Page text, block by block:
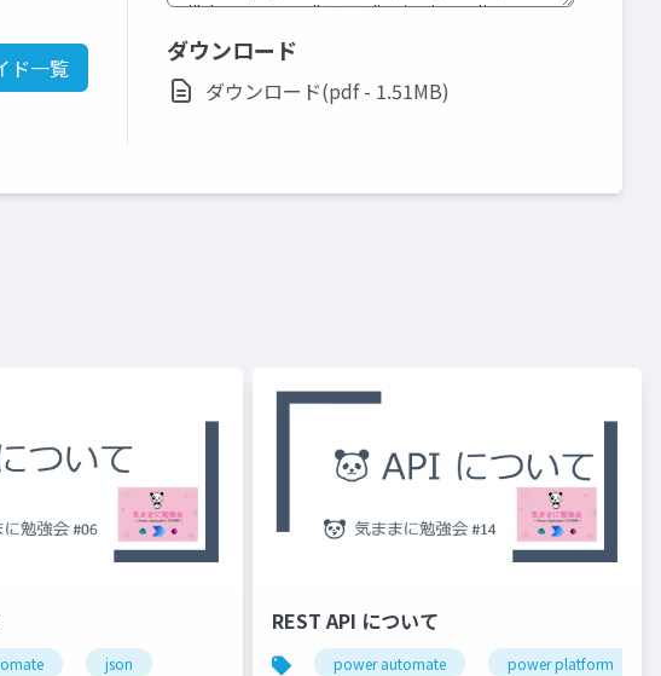
ド一覧
ダウンロード
ダウンロード(pdf - 1.51MB)
json
REST API について
power automate power platform